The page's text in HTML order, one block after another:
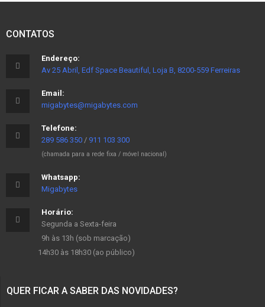
CONTATOS
Endereço:
Av 25 Abril, Edf Space Beautiful, Loja B, 8200-559 Ferreiras
Email:
migabytes@migabytes.com
Telefone:
289 586 350 / 911 103 300
(chamada para a rede fixa / móvel nacional)
Whatsapp:
Migabytes
Horário:
Segunda a Sexta-feira
9h às 13h (sob marcação)
14h30 às 18h30 (ao público)
QUER FICAR A SABER DAS NOVIDADES?